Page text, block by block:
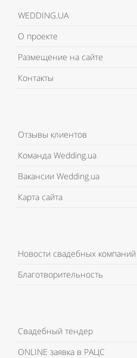
WEDDING.UA
О проекте
Размещение на сайте
Контакты
Отзывы клиентов
Команда Wedding.ua
Вакансии Wedding.ua
Карта сайта
Новости свадебных компаний
Благотворительность
Свадебный тендер
ONLINE заявка в РАЦС